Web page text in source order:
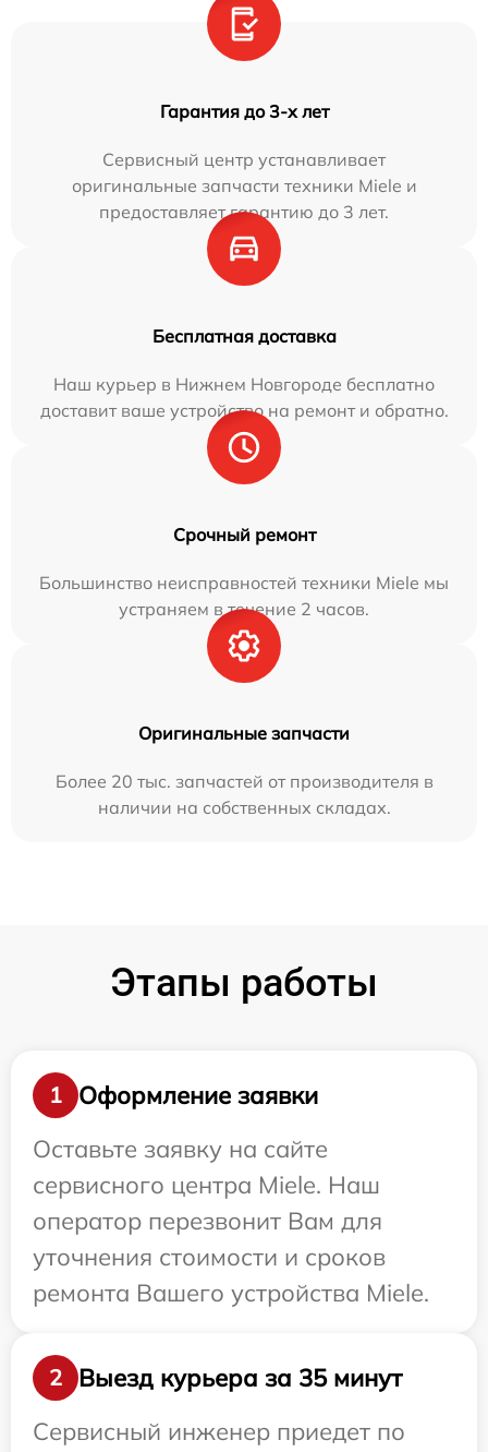
Гарантия до 3-х лет
Сервисный центр устанавливает
оригинальные запчасти техники Miele и
предоставляет гарантию до 3 лет.
Бесплатная доставка
Наш курьер в Нижнем Новгороде бесплатно
доставит ваше устройство на ремонт и обратно.
Срочный ремонт
Большинство неисправностей техники Miele мы
устраняем в течение 2 часов.
Оригинальные запчасти
Более 20 тыс. запчастей от производителя в
наличии на собственных складах.
Этапы работы
1
Оформление заявки
Оставьте заявку на сайте
сервисного центра Miele. Наш
оператор перезвонит Вам для
уточнения стоимости и сроков
ремонта Вашего устройства Miele.
2
Выезд курьера за 35 минут
Сервисный инженер приедет по